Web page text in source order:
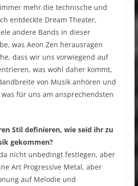
mehr die technische und
entdeckte Dream Theater,
andere Bands in dieser
was Aeon Zen herausragen
dass wir uns vorwiegend auf
was wohl daher kommt,
von Musik anhören und
für uns am ansprechendsten
Stil definieren, wie seid ihr zu
gekommen?
nicht unbedingt festlegen, aber
Art Progressive Metal, aber
auf Melodie und